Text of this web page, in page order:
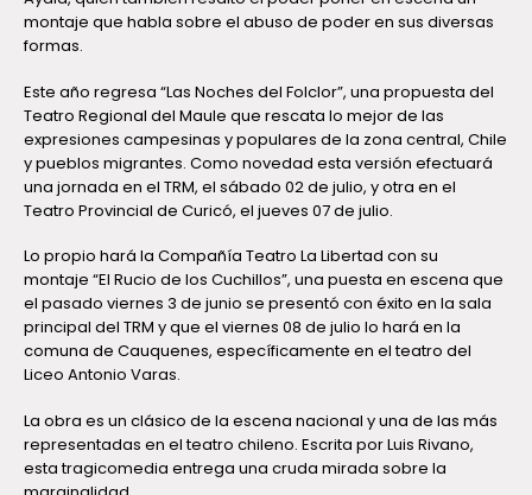
montaje que habla sobre el abuso de poder en sus diversas
formas.
Este año regresa “Las Noches del Folclor”, una propuesta del
Teatro Regional del Maule que rescata lo mejor de las
expresiones campesinas y populares de la zona central, Chile
y pueblos migrantes. Como novedad esta versión efectuará
una jornada en el TRM, el sábado 02 de julio, y otra en el
Teatro Provincial de Curicó, el jueves 07 de julio.
Lo propio hará la Compañía Teatro La Libertad con su
montaje “El Rucio de los Cuchillos”, una puesta en escena que
el pasado viernes 3 de junio se presentó con éxito en la sala
principal del TRM y que el viernes 08 de julio lo hará en la
comuna de Cauquenes, específicamente en el teatro del
Liceo Antonio Varas.
La obra es un clásico de la escena nacional y una de las más
representadas en el teatro chileno. Escrita por Luis Rivano,
esta tragicomedia entrega una cruda mirada sobre la